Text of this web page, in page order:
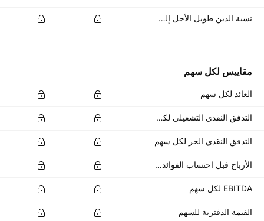
نسبة الدين طويل الأجل إلى إجمالي حقوق الملكية
مقاييس لكل سهم
العائد لكل سهم
التدفق النقدي التشغيلي لكل سهم
التدفق النقدي الحر لكل سهم
الأرباح قبل احتساب الفوائد والضرائب لكل سهم
EBITDA لكل سهم
القيمة الدفترية للسهم